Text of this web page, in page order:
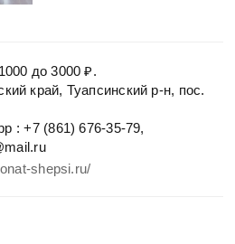
до 3000 ₽.
край, Туапсинский р-н, пос.
: +7 (861) 676-35-79,
shepsi.ru/